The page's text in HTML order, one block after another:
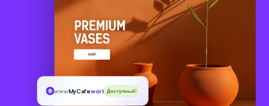
wwwMyCafe.work Доступный!